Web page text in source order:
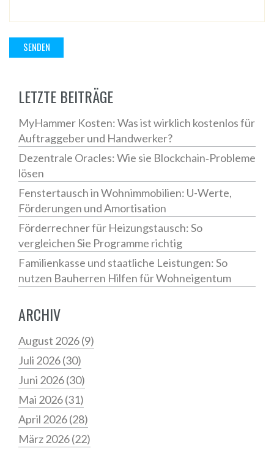
LETZTE BEITRÄGE
MyHammer Kosten: Was ist wirklich kostenlos für
Auftraggeber und Handwerker?
Dezentrale Oracles: Wie sie Blockchain‑Probleme
lösen
Fenstertausch in Wohnimmobilien: U-Werte,
Förderungen und Amortisation
Förderrechner für Heizungstausch: So
vergleichen Sie Programme richtig
Familienkasse und staatliche Leistungen: So
nutzen Bauherren Hilfen für Wohneigentum
ARCHIV
August 2026(9)
Juli 2026(30)
Juni 2026(30)
Mai 2026(31)
April 2026(28)
März 2026(22)